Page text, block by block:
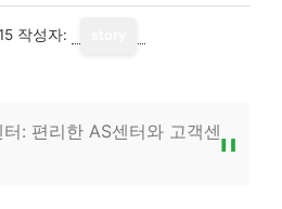
작성자:
: 편리한 AS센터와 고객센